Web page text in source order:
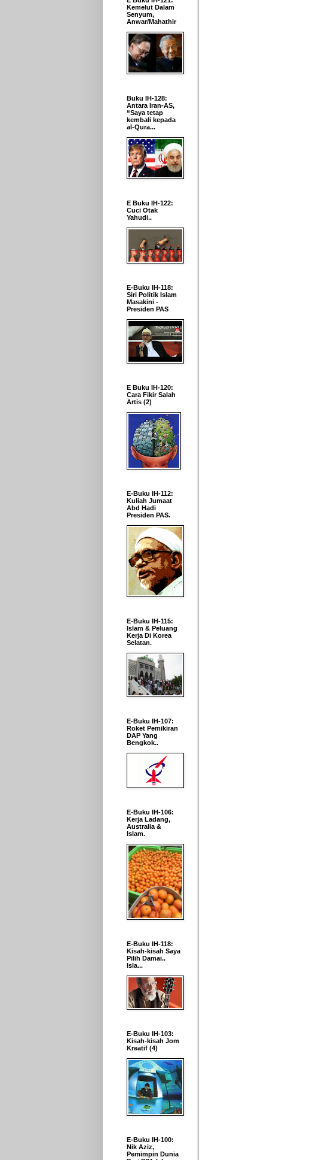
Kemelut Dalam
Senyum,
Anwar/Mahathir
Buku IH-128:
Antara Iran-AS,
“Saya tetap
kembali kepada
al-Qura...
E Buku IH-122:
Cuci Otak
Yahudi..
E-Buku IH-118:
Siri Politik Islam
Masakini -
Presiden PAS
E Buku IH-120:
Cara Fikir Salah
Artis (2)
E-Buku IH-112:
Kuliah Jumaat
Abd Hadi
Presiden PAS.
E-Buku IH-115:
Islam & Peluang
Kerja Di Korea
Selatan.
E-Buku IH-107:
Roket Pemikiran
DAP Yang
Bengkok..
E-Buku IH-106:
Kerja Ladang,
Australia &
Islam.
E-Buku IH-118:
Kisah-kisah Saya
Pilih Damai..
Isla...
E-Buku IH-103:
Kisah-kisah Jom
Kreatif (4)
E-Buku IH-100:
Nik Aziz,
Pemimpin Dunia